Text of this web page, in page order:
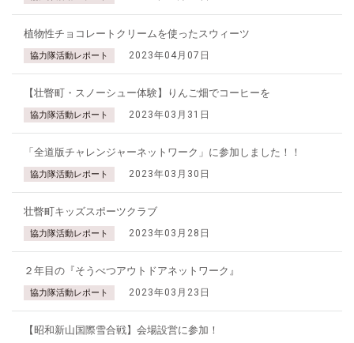
植物性チョコレートクリームを使ったスウィーツ
協力隊活動レポート 2023年04月07日
【壮瞥町・スノーシュー体験】りんご畑でコーヒーを
協力隊活動レポート 2023年03月31日
「全道版チャレンジャーネットワーク」に参加しました！！
協力隊活動レポート 2023年03月30日
壮瞥町キッズスポーツクラブ
協力隊活動レポート 2023年03月28日
２年目の『そうべつアウトドアネットワーク』
協力隊活動レポート 2023年03月23日
【昭和新山国際雪合戦】会場設営に参加！